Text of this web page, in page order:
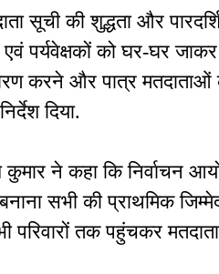
सूची की शुद्धता और
पर्यवेक्षकों को घर-घर
करने और पात्र
दिया.
ने कहा कि निर्वाचन
सभी की प्राथमिक
तक पहुंचकर